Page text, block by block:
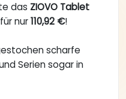
das ZIOVO Tablet
für nur110,92 €!
scharfe
Serien sogar in